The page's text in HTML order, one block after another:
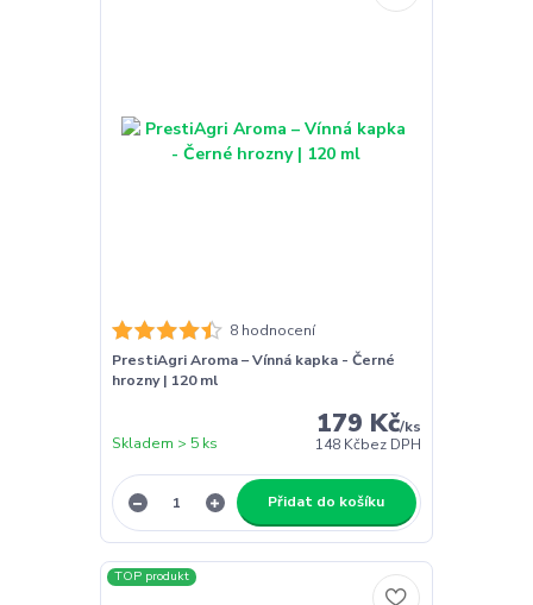
8 hodnocení
PrestiAgri Aroma – Vínná kapka - Černé
hrozny | 120 ml
179 Kč/ks
148 Kčbez DPH
Skladem > 5 ks
Přidat do košíku
TOP produkt